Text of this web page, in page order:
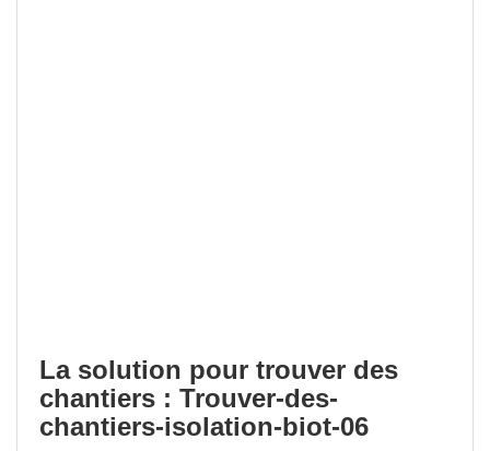
La solution pour trouver des
chantiers : Trouver-des-
chantiers-isolation-biot-06